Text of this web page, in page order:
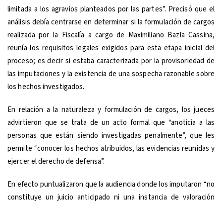
limitada a los agravios planteados por las partes”. Precisó que el
análisis debía centrarse en determinar si la formulación de cargos
realizada por la Fiscalía a cargo de Maximiliano Bazla Cassina,
reunía los requisitos legales exigidos para esta etapa inicial del
proceso; es decir si estaba caracterizada por la provisoriedad de
las imputaciones y la existencia de una sospecha razonable sobre
los hechos investigados.
En relación a la naturaleza y formulación de cargos, los jueces
advirtieron que se trata de un acto formal que “anoticia a las
personas que están siendo investigadas penalmente”, que les
permite “conocer los hechos atribuidos, las evidencias reunidas y
ejercer el derecho de defensa”.
En efecto puntualizaron que la audiencia donde los imputaron “no
constituye un juicio anticipado ni una instancia de valoración